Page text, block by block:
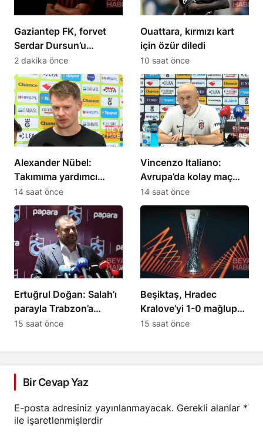
Gaziantep FK, forvet
Serdar Dursun’u
kadrosuna kattı
2 dakika önce
Ouattara, kırmızı kart
için özür diledi
10 saat önce
Alexander Nübel:
Takımıma yardımcı
olmak için elimden
geleni yapacağım
14 saat önce
Vincenzo Italiano:
Avrupa’da kolay maç
olmadığını gördük
14 saat önce
Ertuğrul Doğan: Salah’ı
parayla Trabzon’a
getiremezsiniz
15 saat önce
Beşiktaş, Hradec
Kralove’yi 1-0 mağlup
etti
15 saat önce
Bir Cevap Yaz
E-posta adresiniz yayınlanmayacak. Gerekli alanlar *
ile işaretlenmişlerdir